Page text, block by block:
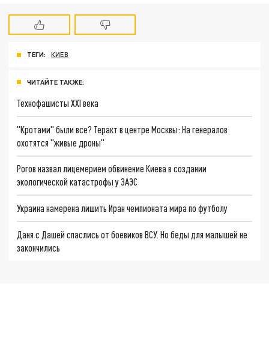
ТЕГИ: КИЕВ
ЧИТАЙТЕ ТАКЖЕ:
Технофашисты XXI века
"Кротами" были все? Теракт в центре Москвы: На генералов
охотятся "живые дроны"
Рогов назвал лицемерием обвинение Киева в создании
экологической катастрофы у ЗАЭС
Украина намерена лишить Иран чемпионата мира по футболу
Даня с Дашей спаслись от боевиков ВСУ. Но беды для малышей не
закончились